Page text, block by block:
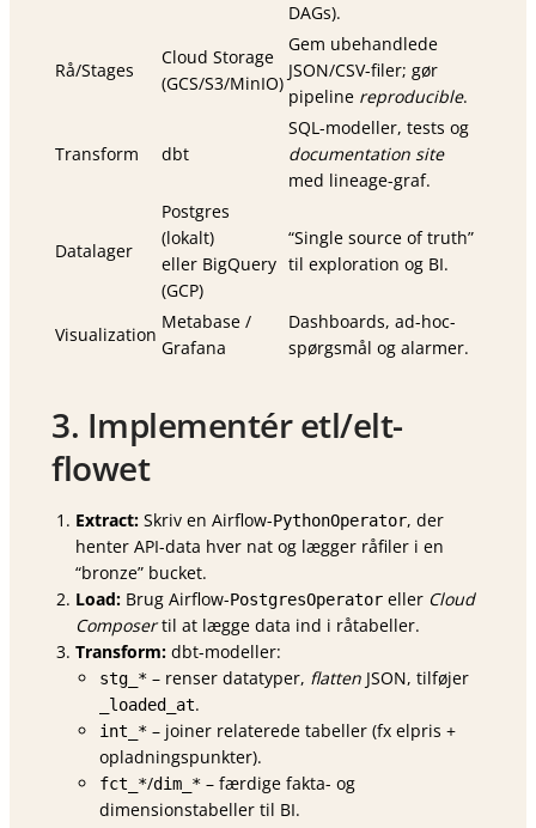
DAGs).
Rå/Stages
Cloud Storage
(GCS/S3/MinIO)
Gem ubehandlede
JSON/CSV-filer; gør
pipeline reproducible.
Transform dbt
SQL-modeller, tests og
documentation site
med lineage-graf.
Datalager
Postgres
(lokalt)
eller BigQuery
(GCP)
“Single source of truth”
til exploration og BI.
Visualization
Metabase /
Grafana
Dashboards, ad-hoc-
spørgsmål og alarmer.
3. Implementér etl/elt-
flowet
Extract: Skriv en Airflow-PythonOperator, der
henter API-data hver nat og lægger råfiler i en
“bronze” bucket.
Load: Brug Airflow-PostgresOperator eller Cloud
Composertil at lægge data ind i råtabeller.
Transform: dbt-modeller:
stg_* – renser datatyper, flatten JSON, tilføjer
_loaded_at.
int_* – joiner relaterede tabeller (fx elpris +
opladningspunkter).
fct_*/dim_* – færdige fakta- og
dimensionstabeller til BI.